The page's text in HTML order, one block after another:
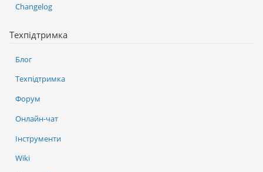
Changelog
Техпідтримка
Блог
Техпідтримка
Форум
Онлайн-чат
Інструменти
Wiki